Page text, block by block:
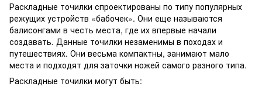
Раскладные точилки спроектированы по типу популярных
режущих устройств «бабочек». Они еще называются
балисонгами в честь места, где их впервые начали
создавать. Данные точилки незаменимы в походах и
путешествиях. Они весьма компактны, занимают мало
места и подходят для заточки ножей самого разного типа.
Раскладные точилки могут быть: